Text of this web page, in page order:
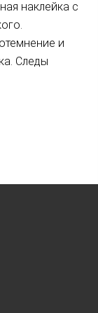
наклейка с
и
Следы